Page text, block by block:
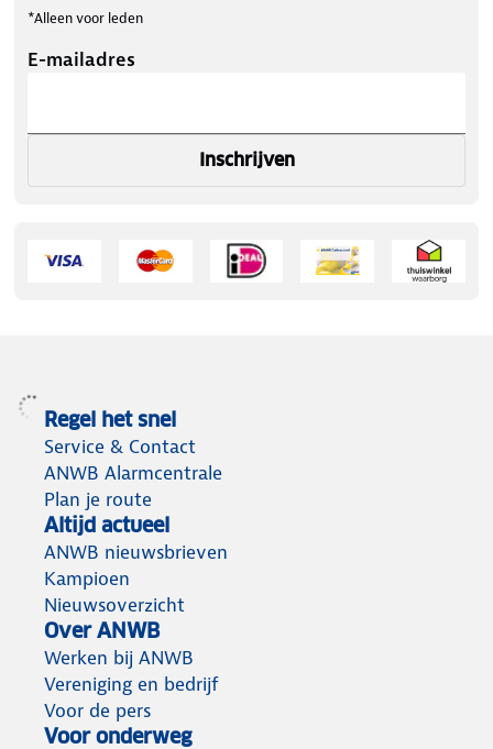
*Alleen voor leden
E-mailadres
Inschrijven
Regel het snel
Service & Contact
ANWB Alarmcentrale
Plan je route
Altijd actueel
ANWB nieuwsbrieven
Kampioen
Nieuwsoverzicht
Over ANWB
Werken bij ANWB
Vereniging en bedrijf
Voor de pers
Voor onderweg